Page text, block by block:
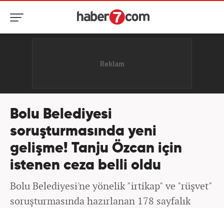
Bolu Belediyesi
soruşturmasında yeni
gelişme! Tanju Özcan için
istenen ceza belli oldu
Bolu Belediyesi'ne yönelik "irtikap" ve "rüşvet"
soruşturmasında hazırlanan 178 sayfalık